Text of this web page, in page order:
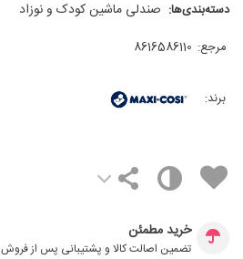
دسته‌بندی‌ها: صندلی ماشین کودک و نوزاد
مرجع: 8616586110
برند:
خرید مطمئن
تضمین اصالت کالا و پشتیبانی پس از فروش